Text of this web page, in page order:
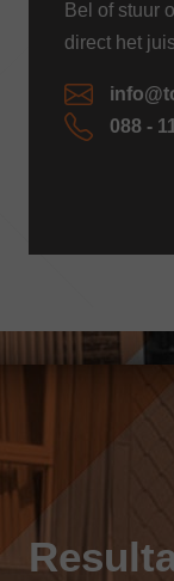
Bel of stuur
direct het
088 -